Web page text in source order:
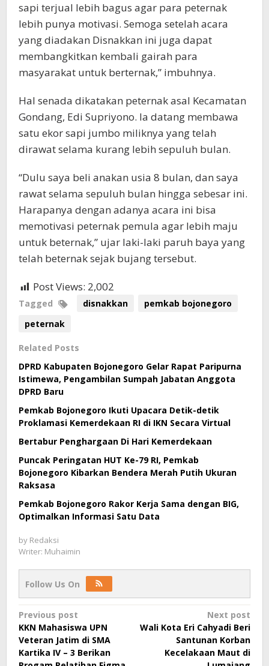
sapi terjual lebih bagus agar para peternak
lebih punya motivasi. Semoga setelah acara
yang diadakan Disnakkan ini juga dapat
membangkitkan kembali gairah para
masyarakat untuk berternak,” imbuhnya.
Hal senada dikatakan peternak asal Kecamatan
Gondang, Edi Supriyono. Ia datang membawa
satu ekor sapi jumbo miliknya yang telah
dirawat selama kurang lebih sepuluh bulan.
“Dulu saya beli anakan usia 8 bulan, dan saya
rawat selama sepuluh bulan hingga sebesar ini.
Harapanya dengan adanya acara ini bisa
memotivasi peternak pemula agar lebih maju
untuk beternak,” ujar laki-laki paruh baya yang
telah beternak sejak bujang tersebut.
Post Views: 2,002
Tagged disnakkan
pemkab bojonegoro
peternak
Related Posts
DPRD Kabupaten Bojonegoro Gelar Rapat Paripurna
Istimewa, Pengambilan Sumpah Jabatan Anggota
DPRD Baru
Pemkab Bojonegoro Ikuti Upacara Detik-detik
Proklamasi Kemerdekaan RI di IKN Secara Virtual
Bertabur Penghargaan Di Hari Kemerdekaan
Puncak Peringatan HUT Ke-79 RI, Pemkab
Bojonegoro Kibarkan Bendera Merah Putih Ukuran
Raksasa
Pemkab Bojonegoro Rakor Kerja Sama dengan BIG,
Optimalkan Informasi Satu Data
by Redaksi
Writer: Muhaimin
Follow Us On
Post
navigation
Previous post
KKN Mahasiswa UPN
Veteran Jatim di SMA
Kartika IV – 3 Berikan
Next post
Wali Kota Eri Cahyadi Beri
Santunan Korban
Kecelakaan Maut di